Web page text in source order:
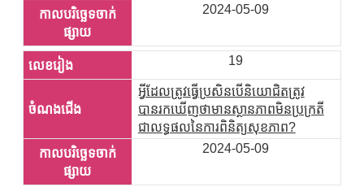
2024-05-09
19
អ្វីដែលត្រូវធ្វើប្រសិនបើនិយោជិតត្រូវ
បានរកឃើញថាមានស្ថានភាពមិនប្រក្រតី
ជាលទ្ធផលនៃការពិនិត្យសុខភាព?
2024-05-09